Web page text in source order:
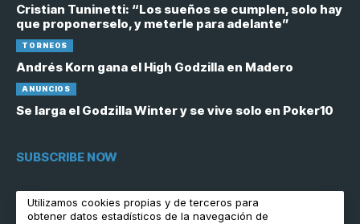
Cristian Tuninetti: “Los sueños se cumplen, solo hay
que proponerselo, y meterle para adelante”
TORNEOS
Andrés Korn gana el High Godzilla en Madero
ANUNCIOS
Se larga el Godzilla Winter y se vive solo en Poker10
SUBSCRIBE NOW
[contact-form-7 id="6758"]
Utilizamos cookies propias y de terceros para
obtener datos estadísticos de la navegación de